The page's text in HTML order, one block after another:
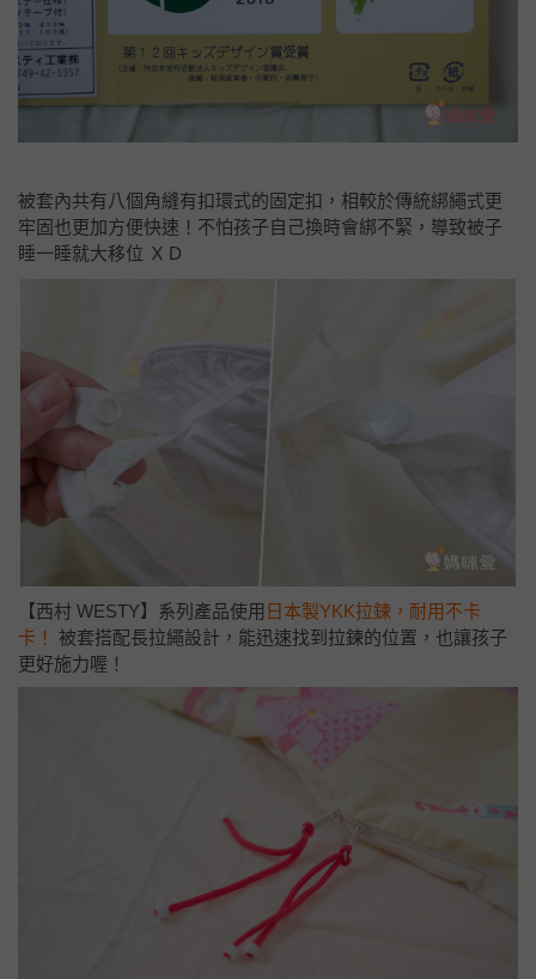
被套內共有八個角縫有扣環式的固定扣，相較於傳統綁繩式更
牢固也更加方便快速！不怕孩子自己換時會綁不緊，導致被子
睡一睡就大移位 ＸＤ
【西村 WESTY】系列產品使用 日本製YKK拉鍊，耐用不卡
卡！ 被套搭配長拉繩設計，能迅速找到拉鍊的位置，也讓孩子
更好施力喔！